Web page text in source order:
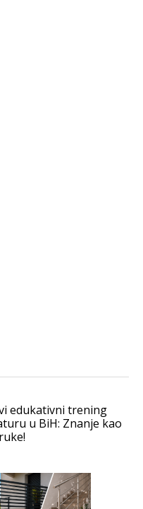
edukativni trening
u BiH: Znanje kao